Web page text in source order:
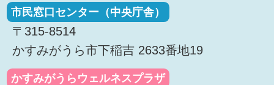
市民窓口センター（中央庁舎）
〒315-8514
かすみがうら市下稲吉 2633番地19
かすみがうらウェルネスプラザ